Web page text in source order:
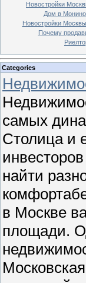
Новостройки
Дом в
Новостройки Москвы.
Почему
Categories
самых
Столица и
найти
в Москве
площади.